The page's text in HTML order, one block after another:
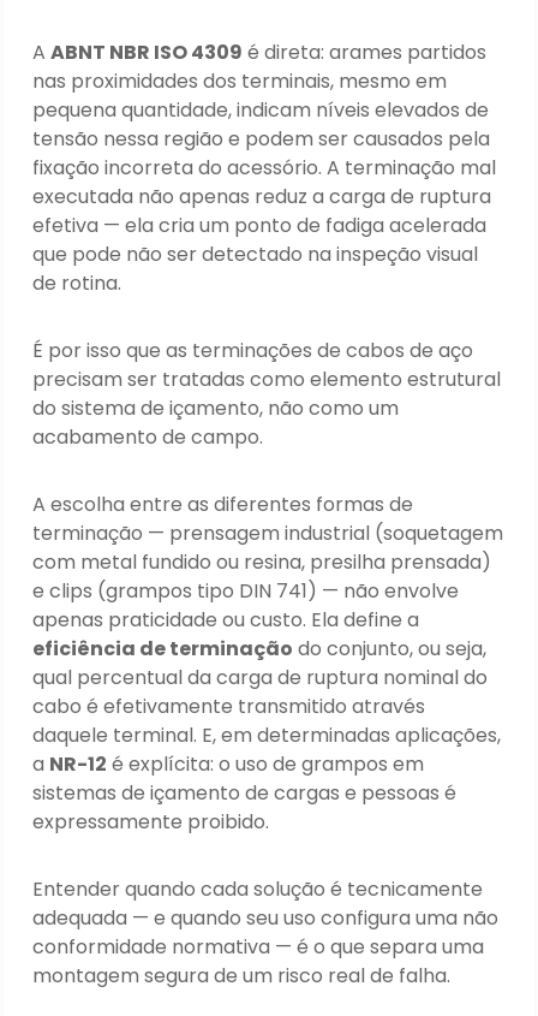
AABNT NBR ISO 4309 é direta: arames partidos
nas proximidades dos terminais, mesmo em
pequena quantidade, indicam níveis elevados de
tensão nessa região e podem ser causados pela
fixação incorreta do acessório. A terminação mal
executada não apenas reduz a carga de ruptura
efetiva — ela cria um ponto de fadiga acelerada
que pode não ser detectado na inspeção visual
de rotina.
É por isso que as terminações de cabos de aço
precisam ser tratadas como elemento estrutural
do sistema de içamento, não como um
acabamento de campo.
A escolha entre as diferentes formas de
terminação — prensagem industrial (soquetagem
com metal fundido ou resina, presilha prensada)
e clips (grampos tipo DIN 741) — não envolve
apenas praticidade ou custo. Ela define a
eficiência de terminação do conjunto, ou seja,
qual percentual da carga de ruptura nominal do
cabo é efetivamente transmitido através
daquele terminal. E, em determinadas aplicações,
a NR-12 é explícita: o uso de grampos em
sistemas de içamento de cargas e pessoas é
expressamente proibido.
Entender quando cada solução é tecnicamente
adequada — e quando seu uso configura uma não
conformidade normativa — é o que separa uma
montagem segura de um risco real de falha.